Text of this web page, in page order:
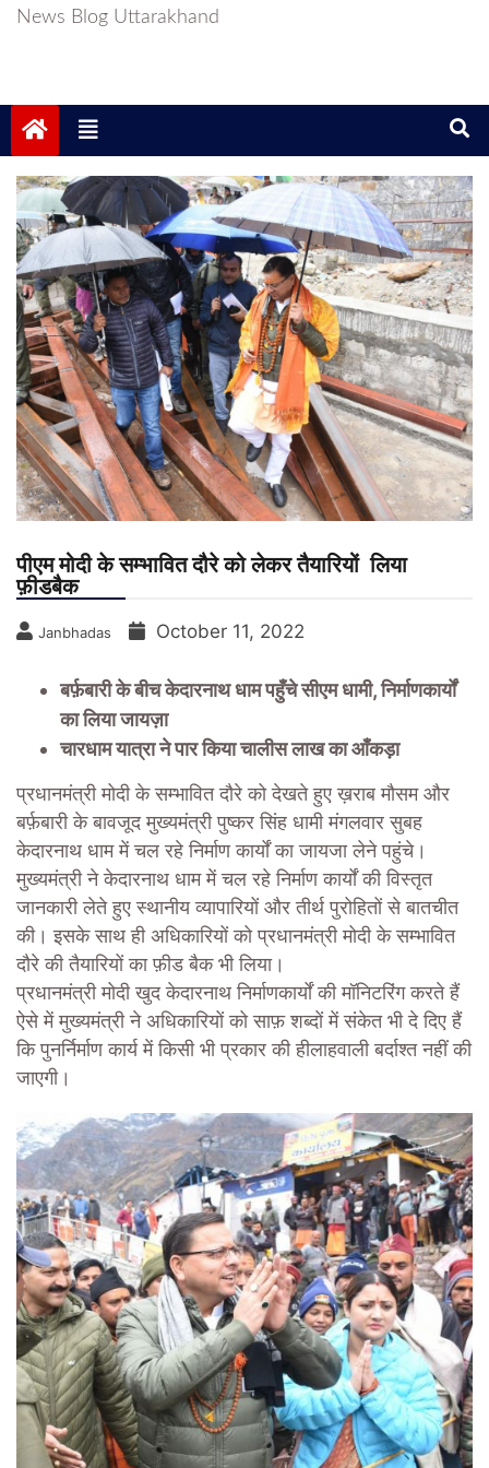
News Blog Uttarakhand
पीएम मोदी के सम्भावित दौरे को लेकर तैयारियों लिया
फ़ीडबैक
Janbhadas October 11, 2022
बर्फ़बारी के बीच केदारनाथ धाम पहुँचे सीएम धामी, निर्माणकार्यों
का लिया जायज़ा
चारधाम यात्रा ने पार किया चालीस लाख का आँकड़ा
प्रधानमंत्री मोदी के सम्भावित दौरे को देखते हुए ख़राब मौसम और
बर्फ़बारी के बावजूद मुख्यमंत्री पुष्कर सिंह धामी मंगलवार सुबह
केदारनाथ धाम में चल रहे निर्माण कार्यों का जायजा लेने पहुंचे।
मुख्यमंत्री ने केदारनाथ धाम में चल रहे निर्माण कार्यों की विस्तृत
जानकारी लेते हुए स्थानीय व्यापारियों और तीर्थ पुरोहितों से बातचीत
की। इसके साथ ही अधिकारियों को प्रधानमंत्री मोदी के सम्भावित
दौरे की तैयारियों का फ़ीड बैक भी लिया।
प्रधानमंत्री मोदी खुद केदारनाथ निर्माणकार्यों की मॉनिटरिंग करते हैं
ऐसे में मुख्यमंत्री ने अधिकारियों को साफ़ शब्दों में संकेत भी दे दिए हैं
कि पुनर्निर्माण कार्य में किसी भी प्रकार की हीलाहवाली बर्दाश्त नहीं की
जाएगी।